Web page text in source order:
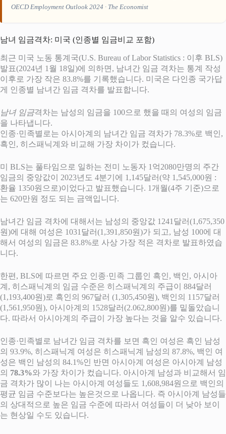
OECD Employment Outlook 2024 · The Economist
남녀 임금격차: 미국 (인종별 임금비교 포함)
최근 미국 노동 통계국(U.S. Bureau of Labor Statistics : 이후 BLS)
발표(2024년 1월 18일)에 의하면, 남녀간 임금 격차는 통계 작성
이후로 가장 작은 83.8%를 기록했습니다. 미국은 다인종 국가답
게 인종별 남녀간 임금 격차를 발표합니다.
남녀 임금격차는 남성의 임금을 100으로 했을 때의 여성의 임금
을 나타냅니다.
인종·민족별로는 아시아계의 남녀간 임금 격차가 78.3%로 백인,
흑인, 히스패닉계와 비교해 가장 차이가 컸습니다.
미 BLS는 풀타임으로 일하는 전미 노동자 1억2080만명의 주간
임금의 중앙값이 2023년도 4분기에 1,145달러(약 1,545,000원 :
환율 1350원으로)이었다고 발표했습니다. 1개월(4주 기준)으로
는 620만원 정도 되는 금액입니다.
남녀간 임금 격차에 대해서는 남성의 중앙값 1241달러(1,675,350
원)에 대해 여성은 1031달러(1,391,850원)가 되고, 남성 100에 대
해서 여성의 임금은 83.8%로 사상 가장 적은 격차로 발표하였습
니다.
한편, BLS에 따르면 주요 인종·민족 그룹인 흑인, 백인, 아시아
계, 히스패닉계의 임금 수준은 히스패닉계의 주급이 884달러
(1,193,400원)로 흑인의 967달러 (1,305,450원), 백인의 1157달러
(1,561,950원), 아시아계의 1528달러(2.062,800원)를 밑돌았습니
다. 따라서 아시아계의 주급이 가장 높다는 것을 알수 있습니다.
인종·민족별로 남녀간 임금 격차를 보면 흑인 여성은 흑인 남성
의 93.9%, 히스패닉계 여성은 히스패닉계 남성의 87.8%, 백인 여
성은 백인 남성의 84.1%인 반면 아시아계 여성은 아시아계 남성
의 78.3%와 가장 차이가 컸습니다. 아시아계 남성과 비교해서 임
금 격차가 많이 나는 아시아계 여성들도 1,608,984원으로 백인의
평균 임금 수준보다는 높은것으로 나옵니다. 즉 아시아계 남성들
의 상대적으로 높은 임금 수준에 따라서 여성들이 더 낮아 보이
는 현상일 수도 있습니다.